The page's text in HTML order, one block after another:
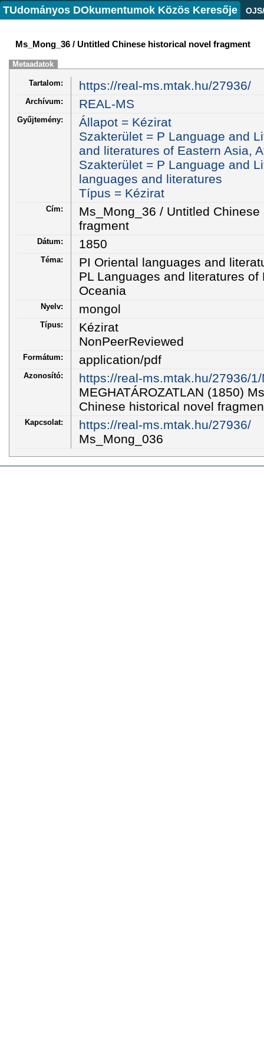
TUdományos DOkumentumok Közös Keresője
Ms_Mong_36 / Untitled Chinese historical novel fragment
Metaadatok
Tartalom: https://real-ms.mtak.hu/27936/
Archívum: REAL-MS
Gyűjtemény:
Állapot = Kézirat
Szakterület = P Language and
and literatures of Eastern Asia,
Szakterület = P Language and
languages and literatures
Típus = Kézirat
Cím:
Ms_Mong_36 / Untitled
fragment
Dátum: 1850
Téma:
PI Oriental languages and
PL Languages and literatures of
Oceania
Nyelv: mongol
Típus:
Kézirat
NonPeerReviewed
Formátum: application/pdf
Azonosító:
https://real-ms.mtak.hu/27936/
MEGHATÁROZATLAN (1850)
Chinese historical novel
Kapcsolat:
https://real-ms.mtak.hu/27936/
Ms_Mong_036